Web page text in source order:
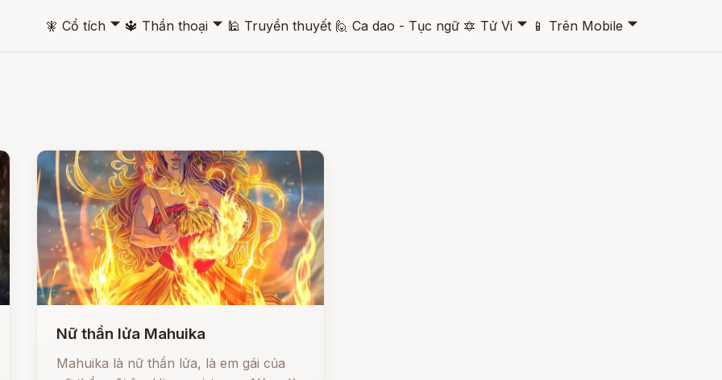
🧚 Cổ tích 🞃 🔱 Thần thoại 🞃 🕌 Truyền thuyết 🙋 Ca dao - Tục ngữ 🔯 Tử Vi 🞃 📱 Trên Mobile 🞃
Nữ thần lửa Mahuika
Mahuika là nữ thần lửa, là em gái của